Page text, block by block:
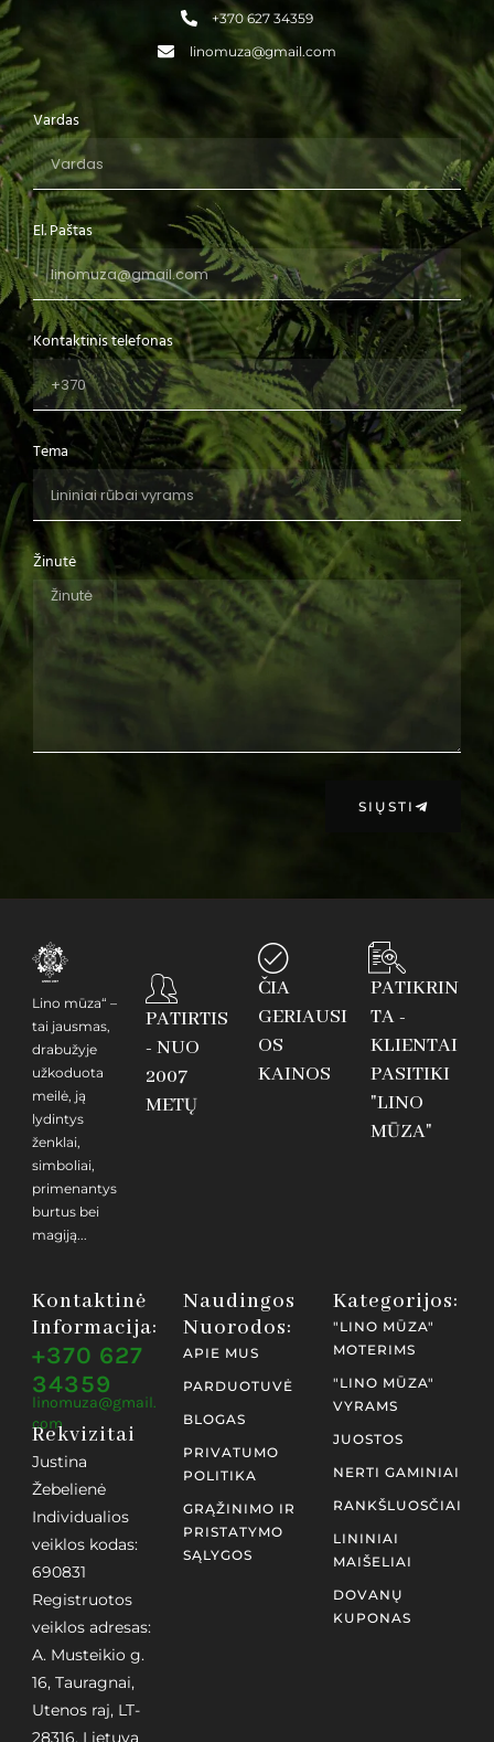
+370 627 34359
linomuza@gmail.com
Vardas
El. Paštas
Kontaktinis telefonas
Tema
Žinutė
SIŲSTI
Lino mūza“ –
tai jausmas,
drabužyje
užkoduota
meilė, ją
lydintys
ženklai,
simboliai,
primenantys
burtus bei
magiją...
PATIRTIS
- NUO
2007
METŲ
ČIA
GERIAUSI
OS
KAINOS
PATIKRIN
TA -
KLIENTAI
PASITIKI
"LINO
MŪZA"
Kontaktinė
Informacija:
+370 627
34359
linomuza@gmail.
com
Rekvizitai
Justina
Žebelienė
Individualios
veiklos kodas:
690831
Registruotos
veiklos adresas:
A. Musteikio g.
16, Tauragnai,
Utenos raj, LT-
28316, Lietuva
Naudingos
Nuorodos:
APIE MUS
PARDUOTUVĖ
BLOGAS
PRIVATUMO
POLITIKA
GRĄŽINIMO IR
PRISTATYMO
SĄLYGOS
Kategorijos:
"LINO MŪZA"
MOTERIMS
"LINO MŪZA"
VYRAMS
JUOSTOS
NERTI GAMINIAI
RANKŠLUOSČIAI
LININIAI
MAIŠELIAI
DOVANŲ
KUPONAS